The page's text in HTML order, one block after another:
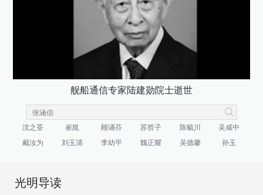
舰船通信专家陆建勋院士逝世
沈之荃 崔崑 顾诵芬 苏哲子 陈毓川
吴咸中
戴汝为
刘玉清 李幼平 魏正耀 吴德馨 孙玉
光明导读